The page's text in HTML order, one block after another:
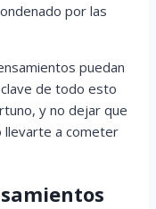
por las
puedan
de todo esto
y no dejar que
llevarte a cometer